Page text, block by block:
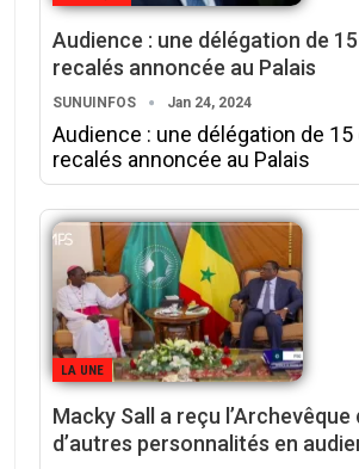
Audience : une délégation de
recalés annoncée au Palais
SUNUINFOS Jan 24, 2024
Audience : une délégation de
recalés annoncée au Palais
LA UNE
Macky Sall a reçu l’Archevêque
d’autres personnalités en